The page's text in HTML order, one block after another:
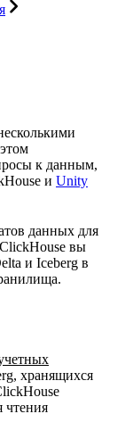
к данным,
и Unity
данных для
вы
и Iceberg в
хранящихся
чтения